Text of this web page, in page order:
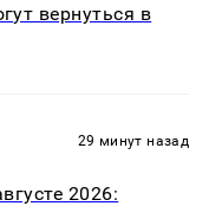
вернуться в
29 минут назад
2026: